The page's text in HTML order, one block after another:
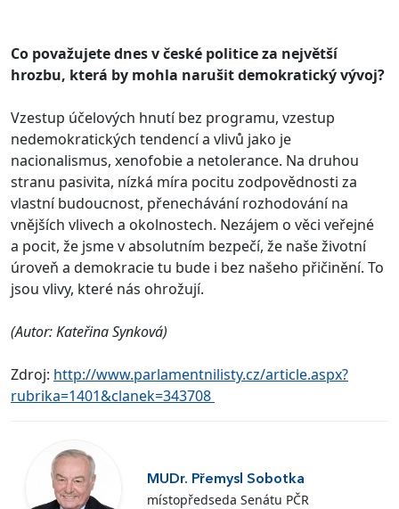
Co považujete dnes v české politice za největší
hrozbu, která by mohla narušit demokratický vývoj?
Vzestup účelových hnutí bez programu, vzestup
nedemokratických tendencí a vlivů jako je
nacionalismus, xenofobie a netolerance. Na druhou
stranu pasivita, nízká míra pocitu zodpovědnosti za
vlastní budoucnost, přenechávání rozhodování na
vnějších vlivech a okolnostech. Nezájem o věci veřejné
a pocit, že jsme v absolutním bezpečí, že naše životní
úroveň a demokracie tu bude i bez našeho přičinění. To
jsou vlivy, které nás ohrožují.
(Autor: Kateřina Synková)
Zdroj: http://www.parlamentnilisty.cz/article.aspx?
rubrika=1401&clanek=343708
MUDr. Přemysl Sobotka
místopředseda Senátu PČR